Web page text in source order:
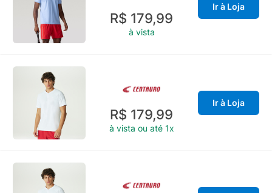
R$ 179,99
à vista
Ir à Loja
R$ 179,99
à vista ou até 1x
Ir à Loja